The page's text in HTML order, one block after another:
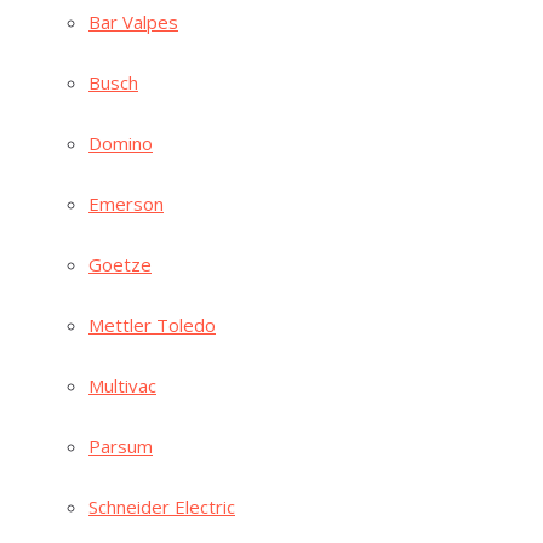
Bar Val­pes
Busch
Domi­no
Emer­son
Goe­t­ze
Mett­ler Toledo
Mul­ti­vac
Par­sum
Schnei­der Electric